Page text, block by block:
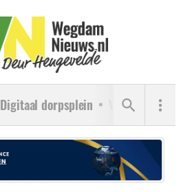
Digitaal dorpsplein Verenigingen